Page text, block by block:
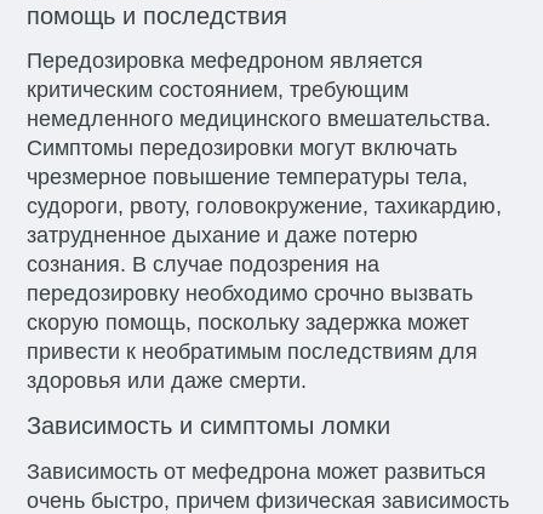
помощь и последствия
Передозировка мефедроном является
критическим состоянием, требующим
немедленного медицинского вмешательства.
Симптомы передозировки могут включать
чрезмерное повышение температуры тела,
судороги, рвоту, головокружение, тахикардию,
затрудненное дыхание и даже потерю
сознания. В случае подозрения на
передозировку необходимо срочно вызвать
скорую помощь, поскольку задержка может
привести к необратимым последствиям для
здоровья или даже смерти.
Зависимость и симптомы ломки
Зависимость от мефедрона может развиться
очень быстро, причем физическая зависимость